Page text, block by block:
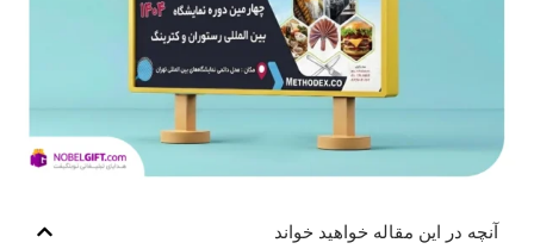
آنچه در این مقاله خواهید خواند